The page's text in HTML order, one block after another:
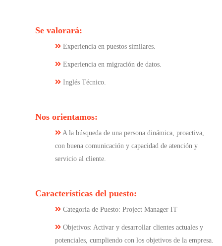
Se valorará:
Experiencia en puestos similares.
Experiencia en migración de datos.
Inglés Técnico.
Nos orientamos:
A la búsqueda de una persona dinámica, proactiva,
con buena comunicación y capacidad de atención y
servicio al cliente.
Características del puesto:
Categoría de Puesto: Project Manager IT
Objetivos: Activar y desarrollar clientes actuales y
potenciales, cumpliendo con los objetivos de la empresa.